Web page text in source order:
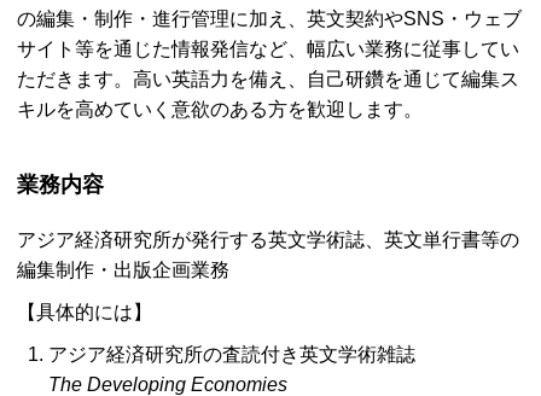
の編集・制作・進行管理に加え、英文契約やSNS ・ウェブ
サイト等を通じた情報発信など、幅広い業務に従事してい
ただきます。高い英語力を備え、自己研鑽を通じて編集ス
キルを高めていく意欲のある方を歓迎します。
業務内容
アジア経済研究所が発行する英文学術誌、英文単行書等の
編集制作・出版企画業務
【具体的には】
アジア経済研究所の査読付き英文学術雑誌
The Developing Economies